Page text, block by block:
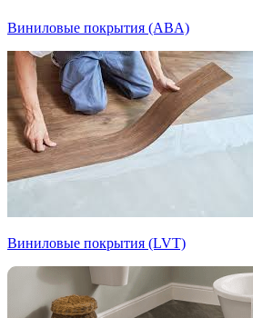
Виниловые покрытия (ABA)
Виниловые покрытия (LVT)